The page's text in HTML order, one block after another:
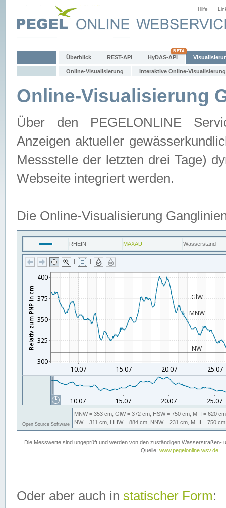
Hilfe
Überblick REST-API HyDAS-API
Online-Visualisierung Interaktive Online-Visualisierung
Online-Visualisierung
Über den PEGELONLINE
Anzeigen aktueller
Messstelle der letzten drei Tage)
Webseite integriert werden.
Die Online-Visualisierung
Oder aber auch in statischer Form: